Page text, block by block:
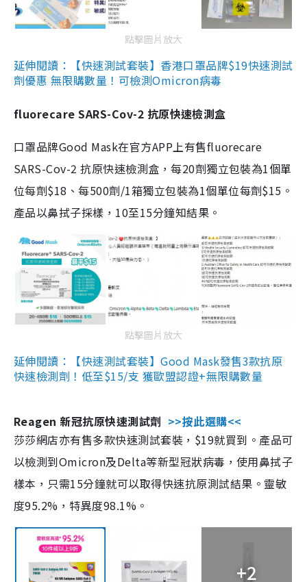
點擊圖片放大
延伸閱讀：【快速測試套裝】香港口罩品牌$19快速測試
劑優惠 無限購數量！可檢測Omicron病毒
fluorecare SARS-Cov-2 抗原快速檢測盒
口罩品牌Good Mask在官方APP上有售fluorecare
SARS-Cov-2 抗原快速檢測盒，每20劑獨立包裝為1個單
位每劑$18、每500劑/1箱獨立包裝為1個單位每劑$15。
產品以鼻拭子採樣，10至15分鐘知結果。
點擊圖片放大
延伸閱讀：【快速測試套裝】Good Mask發售3款抗原
快速檢測劑！低至$15/支 獲歐盟認證+無限購數量
Reagen 新冠抗原快速測試劑 >>按此選購<<
莎莎網店亦有售多款快速測試套裝，$19就買到。產品可
以檢測到Omicron及Delta等新型冠狀病毒，使用鼻拭子
樣本，只需15分鐘就可以取得快速抗原測試結果。靈敏
度95.2%，特異度98.1%。
+2